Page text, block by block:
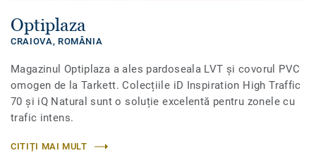
Optiplaza
CRAIOVA, ROMÂNIA
Magazinul Optiplaza a ales pardoseala LVT și covorul PVC
omogen de la Tarkett. Colecțiile iD Inspiration High Traffic
70 și iQ Natural sunt o soluție excelentă pentru zonele cu
trafic intens.
CITIȚI MAI MULT